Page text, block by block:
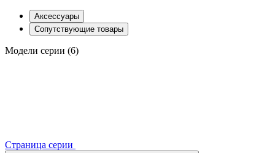
Аксессуары
Сопутствующие товары
Модели серии (6)
Страница серии